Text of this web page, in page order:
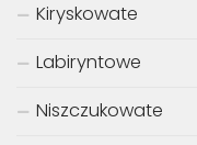
Kiryskowate
Labiryntowe
Niszczukowate